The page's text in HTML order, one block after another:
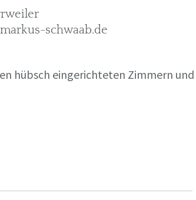
schwaab.de
hübsch eingerichteten Zimmern und